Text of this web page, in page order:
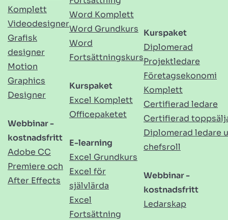
Komplett
Videodesigner
Grafisk
designer
Motion
Graphics
Designer
Webbinar -
kostnadsfritt
Adobe CC
Premiere och
After Effects
Word Komplett
Word Grundkurs
Word
Fortsättningskurs
Kurspaket
Excel Komplett
Officepaketet
E-learning
Excel Grundkurs
Excel för
självlärda
Excel
Fortsättning
Kurspaket
Diplomerad
Projektledare
Företagsekonomi
Komplett
Certifierad ledare
Certifierad
Diplomerad ledare
chefsroll
Webbinar -
kostnadsfritt
Ledarskap